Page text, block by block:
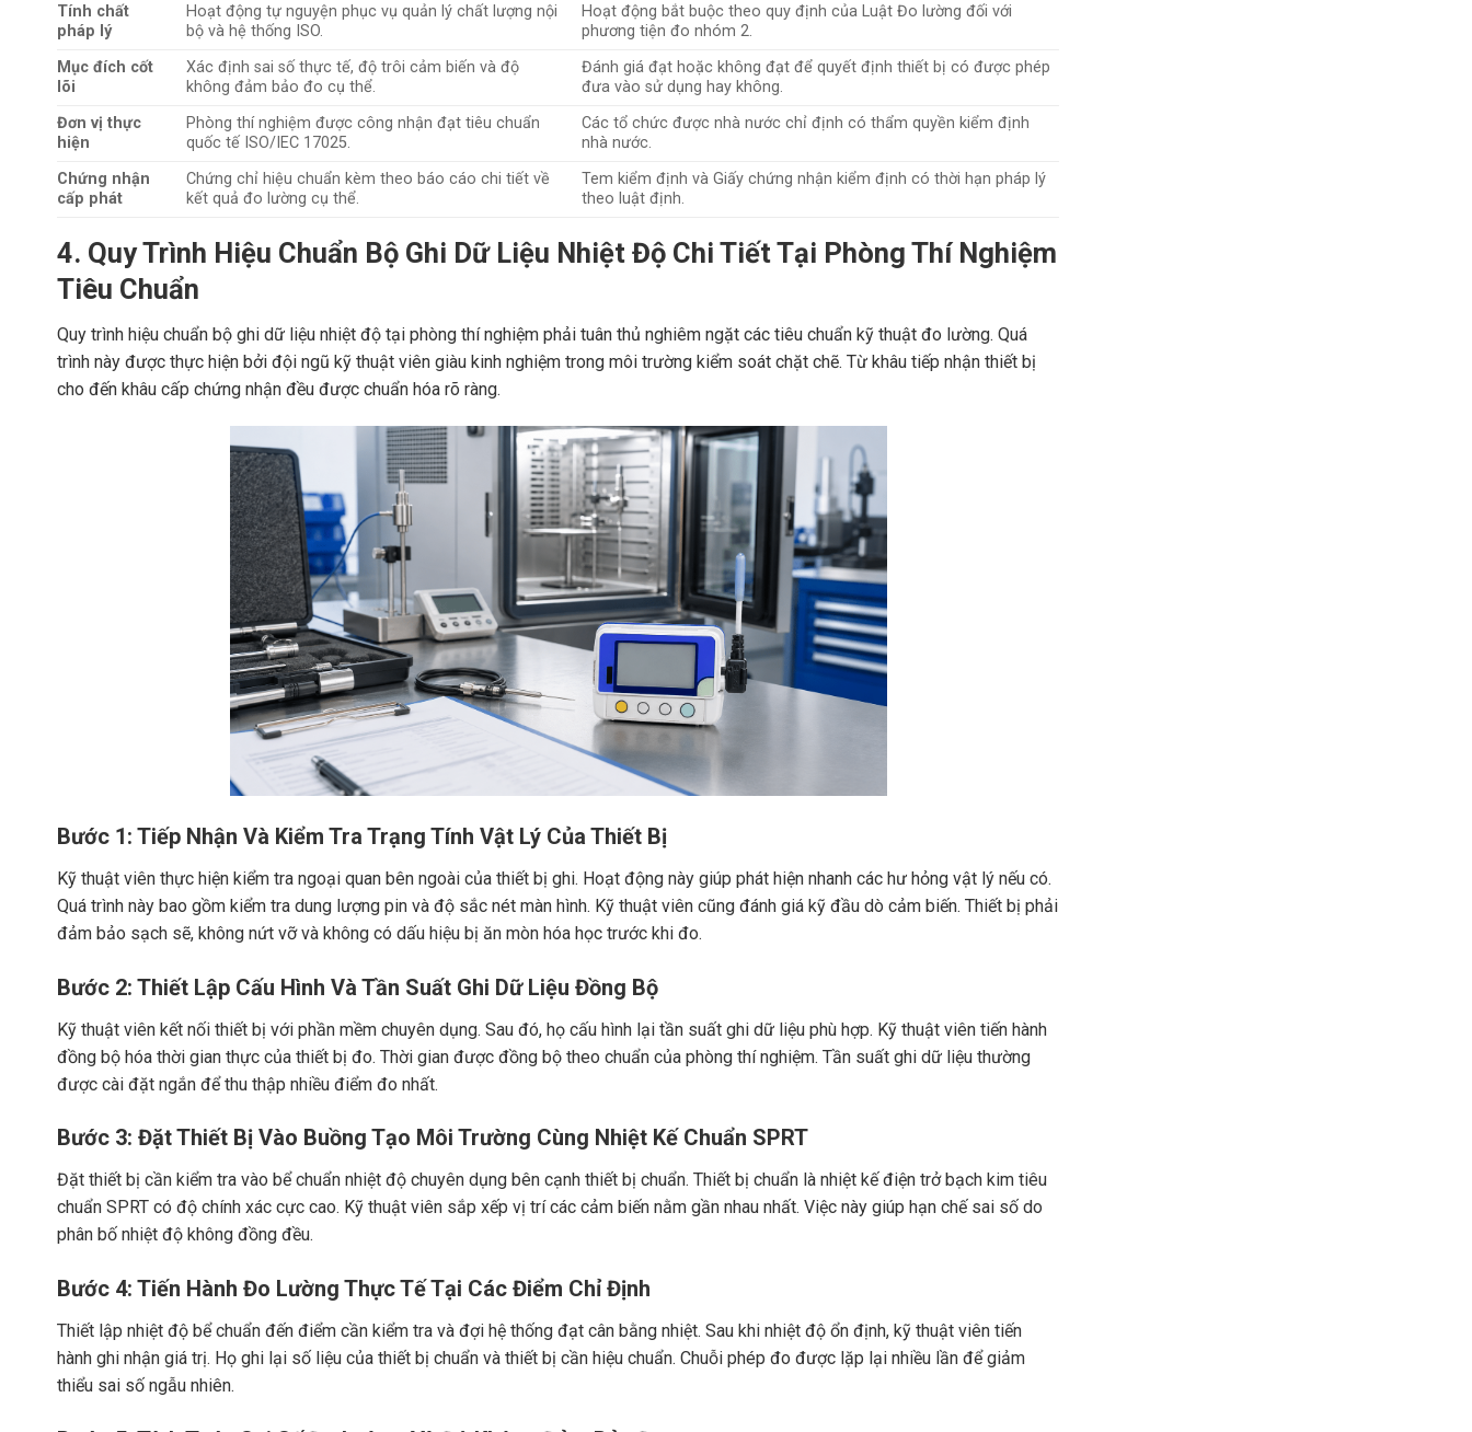
Tính chất
pháp lý
Hoạt động tự nguyện phục vụ quản lý chất lượng nội
bộ và hệ thống ISO.
Hoạt động bắt buộc theo quy định của Luật Đo lường đối với
phương tiện đo nhóm 2.
Mục đích cốt
lõi
Xác định sai số thực tế, độ trôi cảm biến và độ
không đảm bảo đo cụ thể.
Đánh giá đạt hoặc không đạt để quyết định thiết bị có được phép
đưa vào sử dụng hay không.
Đơn vị thực
hiện
Phòng thí nghiệm được công nhận đạt tiêu chuẩn
quốc tế ISO/IEC 17025.
Các tổ chức được nhà nước chỉ định có thẩm quyền kiểm định
nhà nước.
Chứng nhận
cấp phát
Chứng chỉ hiệu chuẩn kèm theo báo cáo chi tiết về
kết quả đo lường cụ thể.
Tem kiểm định và Giấy chứng nhận kiểm định có thời hạn pháp lý
theo luật định.
4. Quy Trình Hiệu Chuẩn Bộ Ghi Dữ Liệu Nhiệt Độ Chi Tiết Tại Phòng Thí Nghiệm
Tiêu Chuẩn
Quy trình hiệu chuẩn bộ ghi dữ liệu nhiệt độ tại phòng thí nghiệm phải tuân thủ nghiêm ngặt các tiêu chuẩn kỹ thuật đo lường. Quá
trình này được thực hiện bởi đội ngũ kỹ thuật viên giàu kinh nghiệm trong môi trường kiểm soát chặt chẽ. Từ khâu tiếp nhận thiết bị
cho đến khâu cấp chứng nhận đều được chuẩn hóa rõ ràng.
Bước 1: Tiếp Nhận Và Kiểm Tra Trạng Tính Vật Lý Của Thiết Bị
Kỹ thuật viên thực hiện kiểm tra ngoại quan bên ngoài của thiết bị ghi. Hoạt động này giúp phát hiện nhanh các hư hỏng vật lý nếu có.
Quá trình này bao gồm kiểm tra dung lượng pin và độ sắc nét màn hình. Kỹ thuật viên cũng đánh giá kỹ đầu dò cảm biến. Thiết bị phải
đảm bảo sạch sẽ, không nứt vỡ và không có dấu hiệu bị ăn mòn hóa học trước khi đo.
Bước 2: Thiết Lập Cấu Hình Và Tần Suất Ghi Dữ Liệu Đồng Bộ
Kỹ thuật viên kết nối thiết bị với phần mềm chuyên dụng. Sau đó, họ cấu hình lại tần suất ghi dữ liệu phù hợp. Kỹ thuật viên tiến hành
đồng bộ hóa thời gian thực của thiết bị đo. Thời gian được đồng bộ theo chuẩn của phòng thí nghiệm. Tần suất ghi dữ liệu thường
được cài đặt ngắn để thu thập nhiều điểm đo nhất.
Bước 3: Đặt Thiết Bị Vào Buồng Tạo Môi Trường Cùng Nhiệt Kế Chuẩn SPRT
Đặt thiết bị cần kiểm tra vào bể chuẩn nhiệt độ chuyên dụng bên cạnh thiết bị chuẩn. Thiết bị chuẩn là nhiệt kế điện trở bạch kim tiêu
chuẩn SPRT có độ chính xác cực cao. Kỹ thuật viên sắp xếp vị trí các cảm biến nằm gần nhau nhất. Việc này giúp hạn chế sai số do
phân bố nhiệt độ không đồng đều.
Bước 4: Tiến Hành Đo Lường Thực Tế Tại Các Điểm Chỉ Định
Thiết lập nhiệt độ bể chuẩn đến điểm cần kiểm tra và đợi hệ thống đạt cân bằng nhiệt. Sau khi nhiệt độ ổn định, kỹ thuật viên tiến
hành ghi nhận giá trị. Họ ghi lại số liệu của thiết bị chuẩn và thiết bị cần hiệu chuẩn. Chuỗi phép đo được lặp lại nhiều lần để giảm
thiểu sai số ngẫu nhiên.